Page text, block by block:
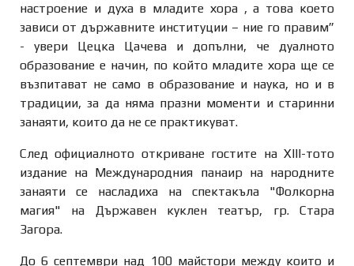
настроение и духа в младите хора , а това което
зависи от държавните институции – ние го правим”
- увери Цецка Цачева и допълни, че дуалното
образование е начин, по който младите хора ще се
възпитават не само в образование и наука, но и в
традиции, за да няма празни моменти и старинни
занаяти, които да не се практикуват.
След официалното откриване гостите на XIII-тото
издание на Международния панаир на народните
занаяти се насладиха на спектакъла "Фолкорна
магия" на Държавен куклен театър, гр. Стара
Загора.
До 6 септември над 100 майстори между които и